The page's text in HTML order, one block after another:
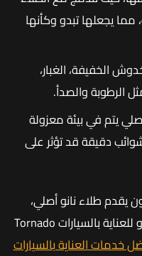
مما يجعلها تبدو وكأنها
الخفيفة، الغبار،
الرطوبة والصدأ.
يتم في بيئة معزولة
دقيقة قد تؤثر على
طلاء نانو أصلي،
فإن ضالتك ستجدها في مركز تورنيدو للعناية بالسيارات Tornado
خدمات العناية بالسيارات